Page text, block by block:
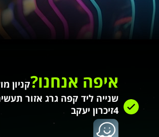
איפה אנחנו?קניון
שנייה ליד קפה גרג אזור
4זיכרון יעקב